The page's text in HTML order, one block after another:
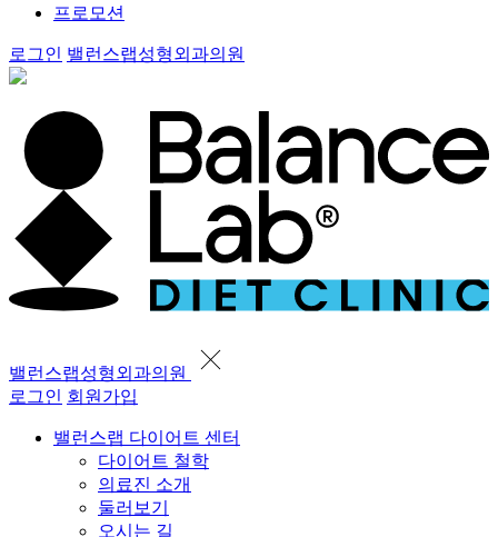
프로모션
로그인 밸런스랩성형외과의원
밸런스랩성형외과의원
로그인 회원가입
밸런스랩 다이어트 센터
다이어트 철학
의료진 소개
둘러보기
오시는 길